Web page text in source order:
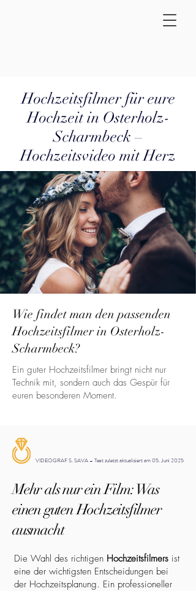
Hochzeitsfilmer für eure
Hochzeit in Osterholz-
Scharmbeck –
Hochzeitsvideo mit Herz
Wie findet man den passenden
Hochzeitsfilmer in Osterholz-
Scharmbeck?
Ein guter Hochzeitsfilmer bringt nicht nur
Technik mit, sondern auch das Gespür für
euren besonderen Moment.
VIDEOGRAF S. SAVA – Text zuletzt aktualisiert am 05. Juni 2025
Mehr als nur ein Film: Was
einen guten Hochzeitsfilmer
ausmacht
Die Wahl des richtigen Hochzeitsfilmers ist
eine der wichtigsten Entscheidungen bei
der Hochzeitsplanung. Ein professioneller